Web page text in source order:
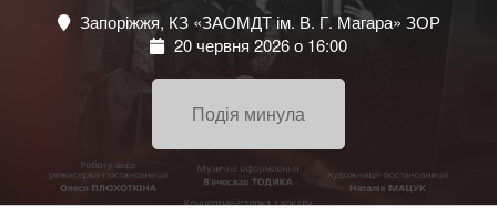
Запоріжжя, КЗ «ЗАОМДТ ім. В. Г. Магара» ЗОР
20 червня 2026 о 16:00
Подія минула